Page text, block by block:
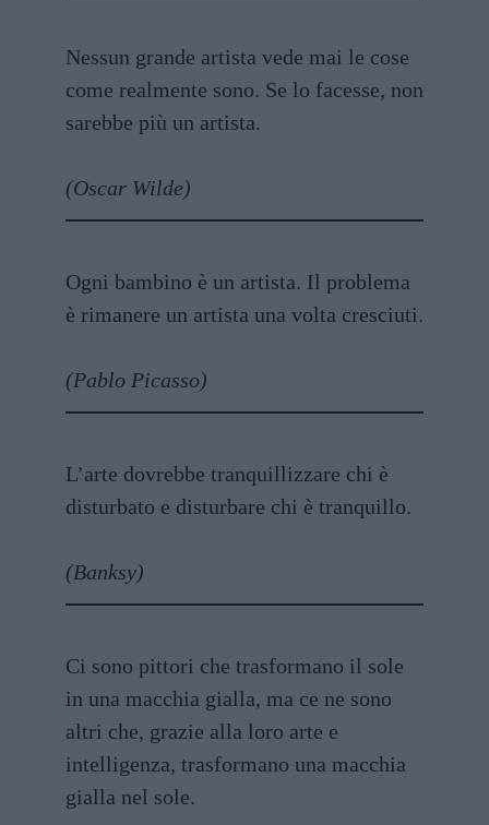
Nessun grande artista vede mai le cose
come realmente sono. Se lo facesse, non
sarebbe più un artista.
(Oscar Wilde)
Ogni bambino è un artista. Il problema
è rimanere un artista una volta cresciuti.
(Pablo Picasso)
L’arte dovrebbe tranquillizzare chi è
disturbato e disturbare chi è tranquillo.
(Banksy)
Ci sono pittori che trasformano il sole
in una macchia gialla, ma ce ne sono
altri che, grazie alla loro arte e
intelligenza, trasformano una macchia
gialla nel sole.